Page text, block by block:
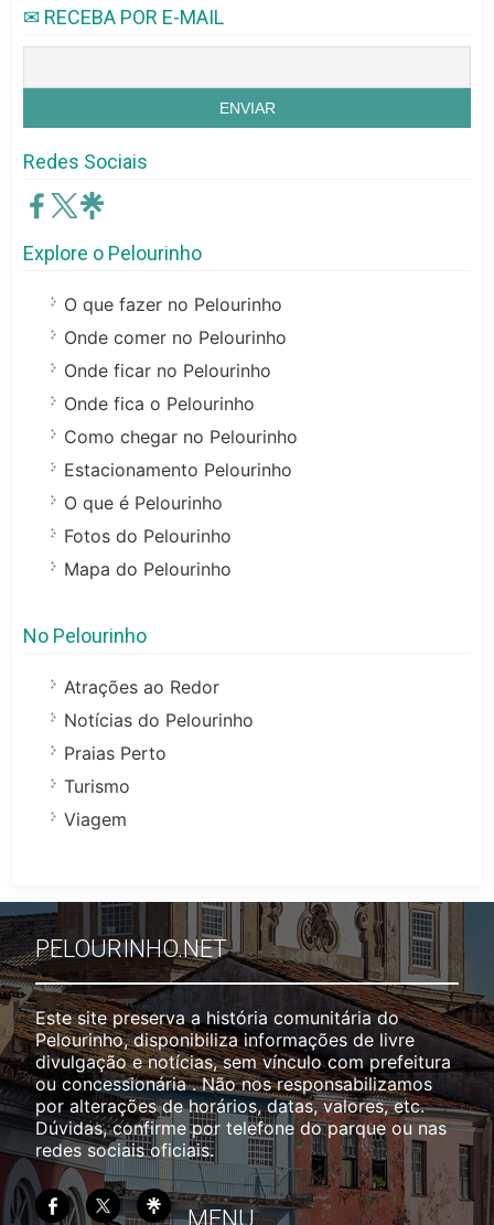
✉ RECEBA POR E-MAIL
Redes Sociais
Explore o Pelourinho
O que fazer no Pelourinho
Onde comer no Pelourinho
Onde ficar no Pelourinho
Onde fica o Pelourinho
Como chegar no Pelourinho
Estacionamento Pelourinho
O que é Pelourinho
Fotos do Pelourinho
Mapa do Pelourinho
No Pelourinho
Atrações ao Redor
Notícias do Pelourinho
Praias Perto
Turismo
Viagem
PELOURINHO.NET
Este site preserva a história comunitária do
Pelourinho, disponibiliza informações de livre
divulgação e notícias, sem vínculo com prefeitura
ou concessionária . Não nos responsabilizamos
por alterações de horários, datas, valores, etc.
Dúvidas, confirme por telefone do parque ou nas
redes sociais oficiais.
MENU